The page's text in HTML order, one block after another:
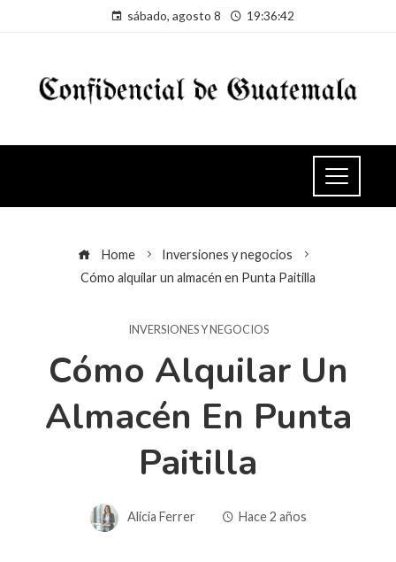
sábado, agosto 8 19:36:42
Home
Inversiones y negocios
Cómo alquilar un almacén en Punta Paitilla
INVERSIONES Y NEGOCIOS
Cómo Alquilar Un
Almacén En Punta
Paitilla
Alicia Ferrer Hace 2 años